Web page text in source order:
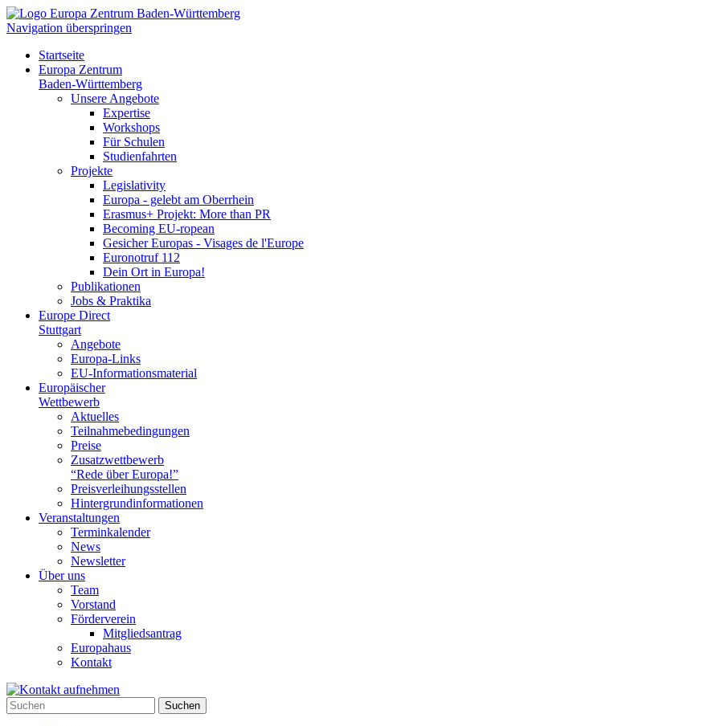
Navigation überspringen
Startseite
Europa Zentrum
Baden-Württemberg
Unsere Angebote
Expertise
Workshops
Für Schulen
Studienfahrten
Projekte
Legislativity
Europa - gelebt am Oberrhein
Erasmus+ Projekt: More than PR
Becoming EU-ropean
Gesicher Europas - Visages de l'Europe
Euronotruf 112
Dein Ort in Europa!
Publikationen
Jobs & Praktika
Europe Direct
Stuttgart
Angebote
Europa-Links
EU-Informationsmaterial
Europäischer
Wettbewerb
Aktuelles
Teilnahme­bedingungen
Preise
Zusatzwettbewerb
“Rede über Europa!”
Preisverleihungsstellen
Hintergrundinformationen
Veranstaltungen
Terminkalender
News
Newsletter
Über uns
Team
Vorstand
Förderverein
Mitgliedsantrag
Europahaus
Kontakt
Suchen